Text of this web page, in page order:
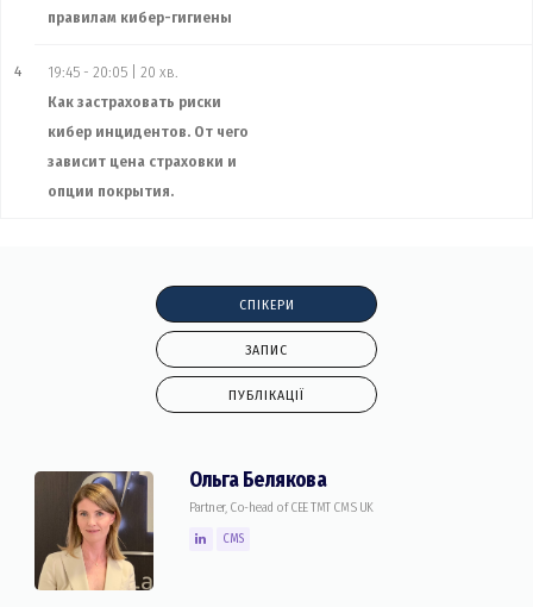
правилам кибер-гигиены
4
19:45 - 20:05 | 20 хв.
Как застраховать риски
кибер инцидентов. От чего
зависит цена страховки и
опции покрытия.
СПІКЕРИ
ЗАПИС
ПУБЛІКАЦІЇ
Ольга Белякова
Partner, Co-head of CEE TMT CMS UK
CMS